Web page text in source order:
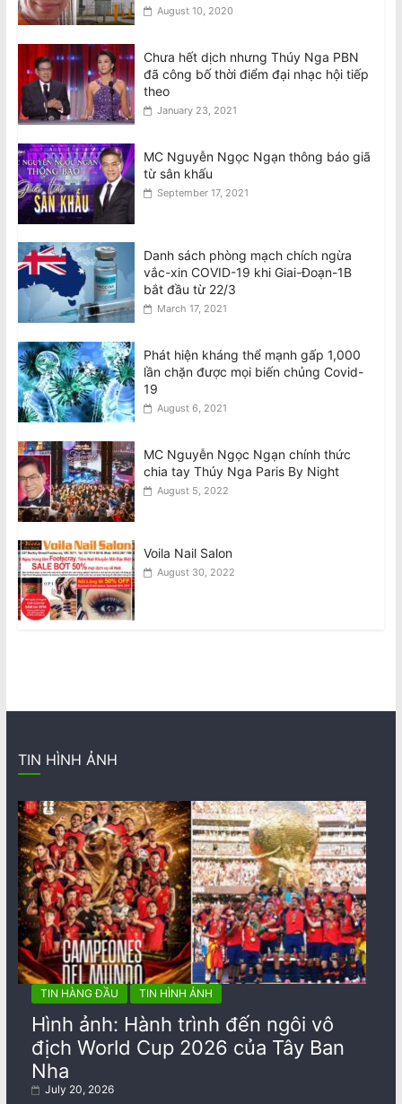
August 10, 2020
Chưa hết dịch nhưng Thúy Nga PBN
đã công bố thời điểm đại nhạc hội tiếp
theo
January 23, 2021
MC Nguyễn Ngọc Ngạn thông báo giã
từ sân khấu
September 17, 2021
Danh sách phòng mạch chích ngừa
vắc-xin COVID-19 khi Giai-Đoạn-1B
bắt đầu từ 22/3
March 17, 2021
Phát hiện kháng thể mạnh gấp 1,000
lần chặn được mọi biến chủng Covid-
19
August 6, 2021
MC Nguyễn Ngọc Ngạn chính thức
chia tay Thúy Nga Paris By Night
August 5, 2022
Voila Nail Salon
August 30, 2022
TIN HÌNH ẢNH
TIN HÀNG ĐẦU TIN HÌNH ẢNH
Hình ảnh: Hành trình đến ngôi vô
địch World Cup 2026 của Tây Ban
Nha
July 20, 2026